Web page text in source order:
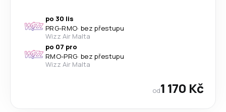
po 30 lis
PRG-RMO· bez přestupu
Wizz Air Malta
po 07 pro
RMO-PRG· bez přestupu
Wizz Air Malta
od1 170 Kč